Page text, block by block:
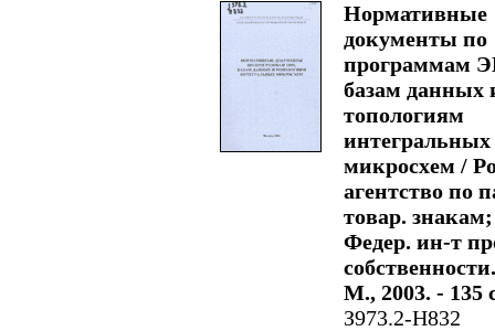
Нормативные
документы по
программам
базам данных
топологиям
интегральных
микросхем /
агентство по
товар. знакам;
Федер. ин-т
М., 2003. - 135
З973.2-Н832